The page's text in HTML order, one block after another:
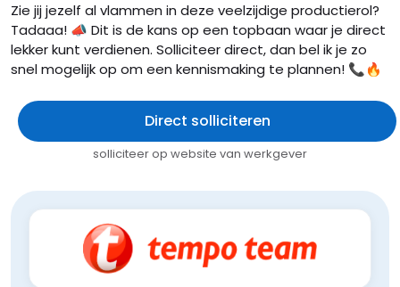
Zie jij jezelf al vlammen in deze veelzijdige productierol?
Tadaaa! 📣 Dit is de kans op een topbaan waar je direct
lekker kunt verdienen. Solliciteer direct, dan bel ik je zo
snel mogelijk op om een kennismaking te plannen! 📞🔥
Direct solliciteren
solliciteer op website van werkgever